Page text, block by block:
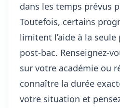
dans les temps prévus
Toutefois, certains
limitent l’aide à la
post-bac. Renseignez-
sur votre académie ou
connaître la durée
votre situation et